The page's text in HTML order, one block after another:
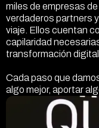
miles de empresas
verdaderos partners
viaje. Ellos cuentan
capilaridad
transformación
Cada paso que
algo mejor, aportar